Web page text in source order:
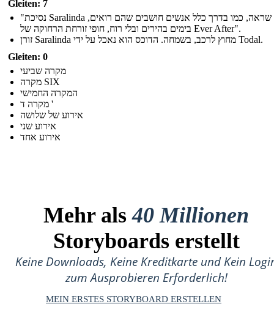
Gleiten: 7
"נסיכת Saralinda חשבה שראה, כמו בדרך כלל אנשים חושבים שהם רואים,
בימים בהירים ובלי רוח, חופי זורחת הרחוקה של Ever After".
זורן Saralinda מחוץ לרכב, בשמחה. הדוכס הוא נאכל על ידי Todal.
Gleiten: 0
מקרה שביעי
מקרה SIX
המקרה החמישי
מקרה ד '
אירוע של שלושה
אירוע שני
אירוע אחד
Mehr als40 Millionen
Storyboards erstellt
Keine Downloads, Keine Kreditkarte und Kein
zum Ausprobieren Erforderlich!
MEIN ERSTES STORYBOARD ERSTELLEN